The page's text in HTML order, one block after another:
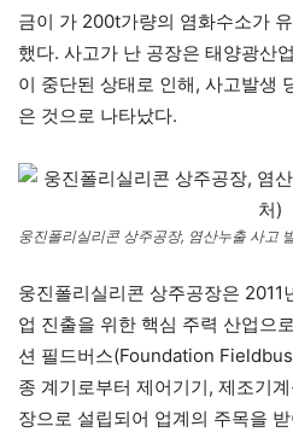
금이 가 200t가량의 염화수소가
했다. 사고가 난 공장은 태양광산
이 중단된 상태로 인해, 사고발생
은 것으로 나타났다.
웅진폴리실리콘 상주공장, 염산누출 사고
웅진폴리실리콘 상주공장은
업 진출을 위한 핵심 주력 산업으
션 필드버스(Foundation
종 계기로부터 제어기기, 제조기
장으로 설립되어 업계의 주목을